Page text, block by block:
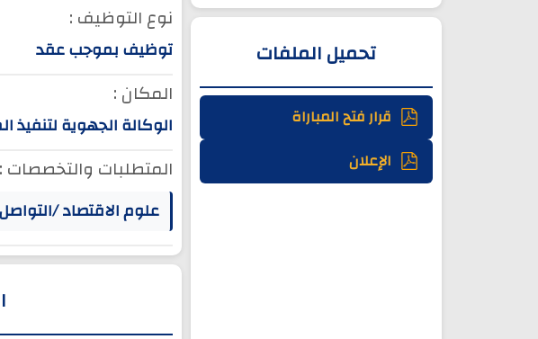
تحميل الملفات
قرار فتح المباراة
الإعلان
نوع التوظيف :
توظيف بموجب عقد
المكان :
الوكالة الجهوية
المتطلبات والتخصصات :
علوم الاقتصاد /